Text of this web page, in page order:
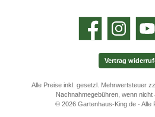
Facebook Instagram YouTube
Vertrag
Alle Preise inkl. gesetzl. Mehrwertsteuer
Nachnahmegebühren, wenn nicht
© 2026 Gartenhaus-King.de - Alle